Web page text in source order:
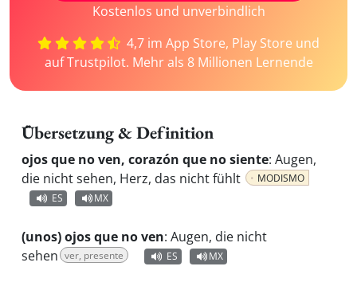
Kostenlos und unverbindlich
4,7 im App Store, Play Store und
auf Trustpilot. Mehr als 8 Millionen Lernende
Übersetzung & Definition
ojos que no ven, corazón que no siente: Augen,
die nicht sehen, Herz, das nicht fühlt
MODISMO
ES
MX
(unos) ojos que no ven: Augen, die nicht
sehen ver, presente ES MX